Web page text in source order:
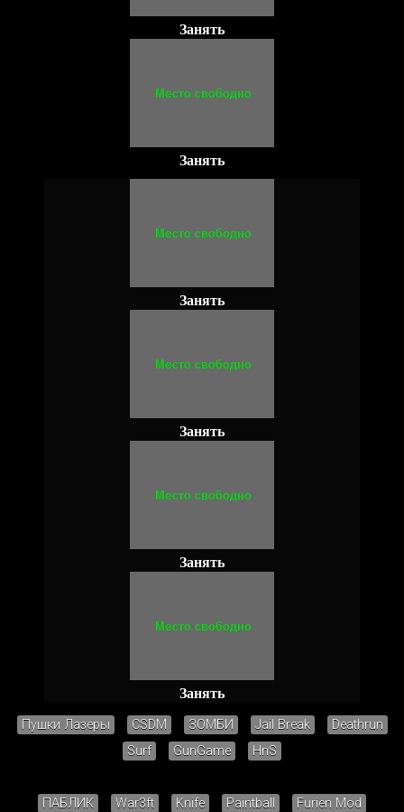
Занять
Занять
Занять
Занять
Занять
Занять
Пушки Лазеры CSDM ЗОМБИ Jail Break
Deathrun
Surf
GunGame HnS
ПАБЛИК War3ft Knife Paintball
Furien Mod